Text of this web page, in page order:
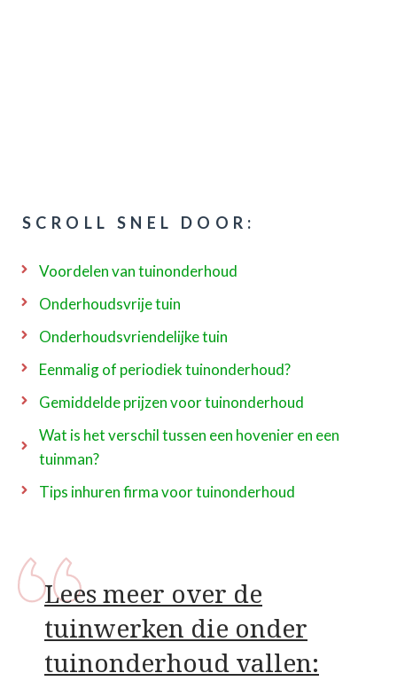
SCROLL SNEL DOOR:
Voordelen van tuinonderhoud
Onderhoudsvrije tuin
Onderhoudsvriendelijke tuin
Eenmalig of periodiek tuinonderhoud?
Gemiddelde prijzen voor tuinonderhoud
Wat is het verschil tussen een hovenier en een
tuinman?
Tips inhuren firma voor tuinonderhoud
Lees meer over de
tuinwerken die onder
tuinonderhoud vallen: